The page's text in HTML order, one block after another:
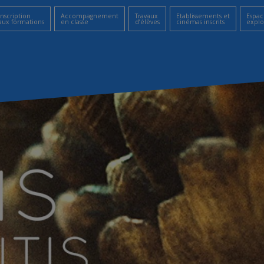
formations
Accompagnement
en classe
Travaux
d’élèves
Etablissements et
cinémas inscrits